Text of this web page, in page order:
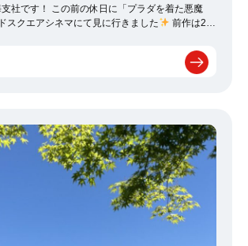
に「プラダを着た悪魔
スクエアシネマにて見に行きました
さすが人気
とても高まりました！ まだこれから見られる
るどんどん登場してくるところがとても素敵でし
見に行きたいくらいわくわくした作品でした
休
も充実できました